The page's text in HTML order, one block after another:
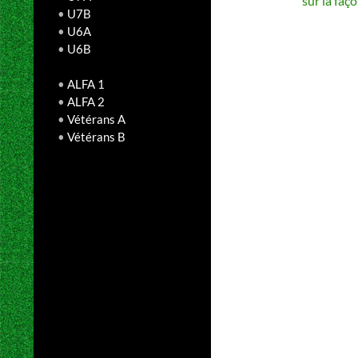
• U7B
• U6A
• U6B
• ALFA 1
• ALFA 2
• Vétérans A
• Vétérans B